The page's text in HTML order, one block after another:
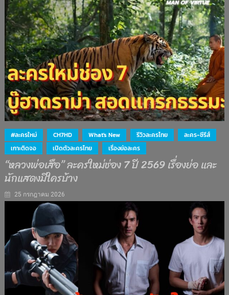
#ละครใหม่ CH7HD What's New รีวิวละครไทย
ละคร-ซีรีส์
เกาะติดจอ
เปิดตัวละครไทย เรื่องย่อละคร
“หลวงพ่อเสือ” ละครใหม่ช่อง 7 ปี 2569 เรื่องย่อ และ
นักแสดงมีใครบ้าง
25 กรกฎาคม 2026